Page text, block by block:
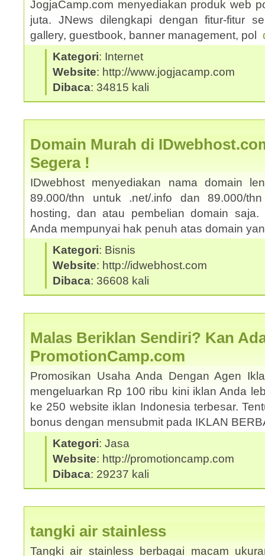
JogjaCamp.com menyediakan produk web
juta. JNews dilengkapi dengan fitur-fitur
gallery, guestbook, banner management, pol
Kategori: Internet
Website: http://www.jogjacamp.com
Dibaca: 34815 kali
Domain Murah di
Segera !
IDwebhost menyediakan nama domain
89.000/thn untuk .net/.info dan 89.000/
hosting, dan atau pembelian domain saja.
Anda mempunyai hak penuh atas domain
Kategori: Bisnis
Website: http://idwebhost.com
Dibaca: 36608 kali
Malas Beriklan Sendiri? Kan
PromotionCamp.com
Promosikan Usaha Anda Dengan Agen
mengeluarkan Rp 100 ribu kini iklan Anda
ke 250 website iklan Indonesia terbesar.
bonus dengan mensubmit pada IKLAN
Kategori: Jasa
Website: http://promotioncamp.com
Dibaca: 29237 kali
tangki air stainless
Tangki air stainless berbagai macam